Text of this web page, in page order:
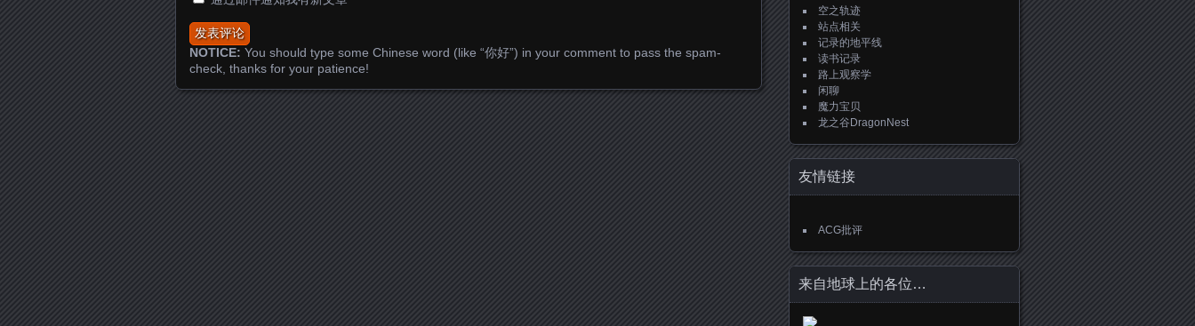
NOTICE: You should type some Chinese word (like “你好”) in your comment to pass the spam-
check, thanks for your patience!
空之轨迹
站点相关
记录的地平线
读书记录
路上观察学
闲聊
魔力宝贝
龙之谷DragonNest
友情链接
ACG批评
来自地球上的各位…